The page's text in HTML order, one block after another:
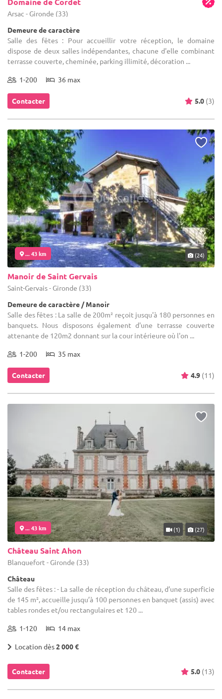
Arsac - Gironde (33)
Demeure de caractère
Salle des fêtes : Pour accueillir votre réception, le domaine
dispose de deux salles indépendantes, chacune d'elle combinant
terrasse couverte, cheminée, parking illimité, décoration ...
1-200 36 max
Contacter 5.0 (3)
... 43 km (24)
Manoir de Saint Gervais
Saint-Gervais - Gironde (33)
Demeure de caractère / Manoir
Salle des fêtes : La salle de 200m² reçoit jusqu'à 180 personnes en
banquets. Nous disposons également d'une terrasse couverte
attenante de 120m2 donnant sur la cour intérieure où l'on ...
1-200 35 max
Contacter 4.9 (11)
... 43 km (1) (27)
Château Saint Ahon
Blanquefort - Gironde (33)
Château
Salle des fêtes : - La salle de réception du château, d’une superficie
de 145 m², accueille jusqu’à 100 personnes en banquet (assis) avec
tables rondes et/ou rectangulaires et 120 ...
1-120 14 max
Location dès2 000 €
Contacter 5.0 (13)